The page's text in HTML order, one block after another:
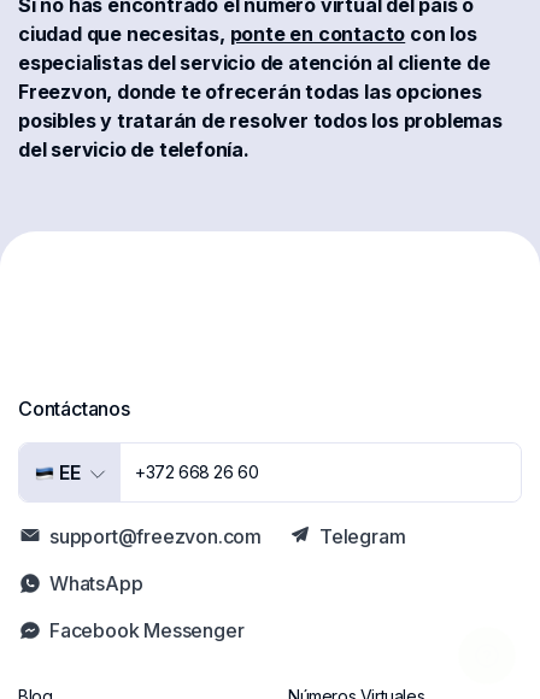
ciudad que necesitas, ponte en contacto con los
especialistas del servicio de atención al cliente de
Freezvon, donde te ofrecerán todas las opciones
posibles y tratarán de resolver todos los problemas
del servicio de telefonía.
Contáctanos
EE +372 668 26 60
support@freezvon.com
Facebook Messenger
Telegram
WhatsApp